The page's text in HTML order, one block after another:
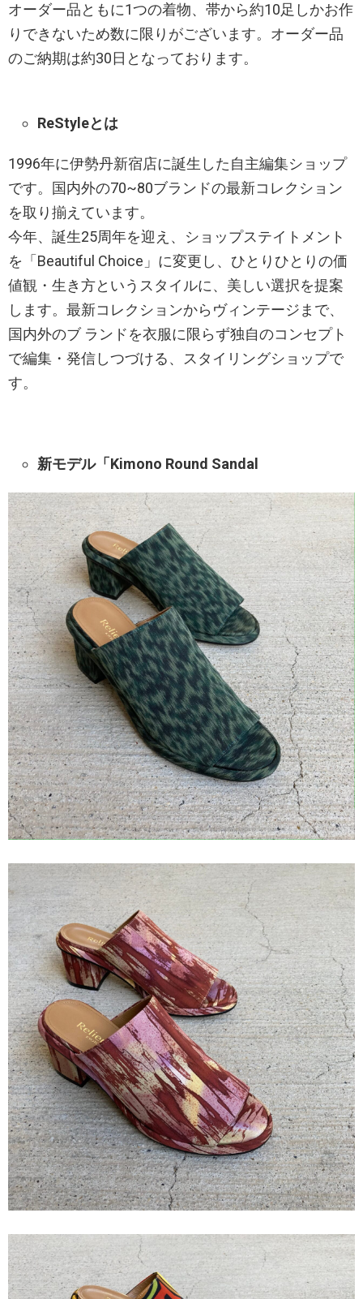
オーダー品ともに1つの着物、帯から約10足しかお作
りできないため数に限りがございます。オーダー品
のご納期は約30日となっております。
ReStyleとは
1996年に伊勢丹新宿店に誕生した自主編集ショップ
です。国内外の70~80ブランドの最新コレクション
を取り揃えています。
今年、誕生25周年を迎え、ショップステイトメント
を「Beautiful Choice」に変更し、ひとりひとりの価
値観・生き方というスタイルに、美しい選択を提案
します。最新コレクションからヴィンテージまで、
国内外のブ ランドを衣服に限らず独自のコンセプト
で編集・発信しつづける、スタイリングショップで
す。
新モデル「Kimono Round Sandal